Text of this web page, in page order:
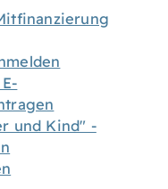
und Kind" -